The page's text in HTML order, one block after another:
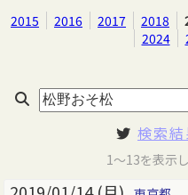
2015 2016 2017 2018
2024
検索
1～13を表示